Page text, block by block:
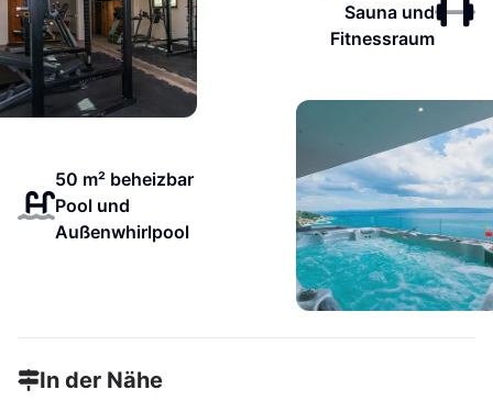
Sauna und
Fitnessraum
50 m² beheizbar
Pool und
Außenwhirlpool
In der Nähe